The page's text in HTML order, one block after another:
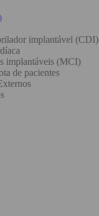
implantável (CDI)
implantáveis (MCI)
de pacientes